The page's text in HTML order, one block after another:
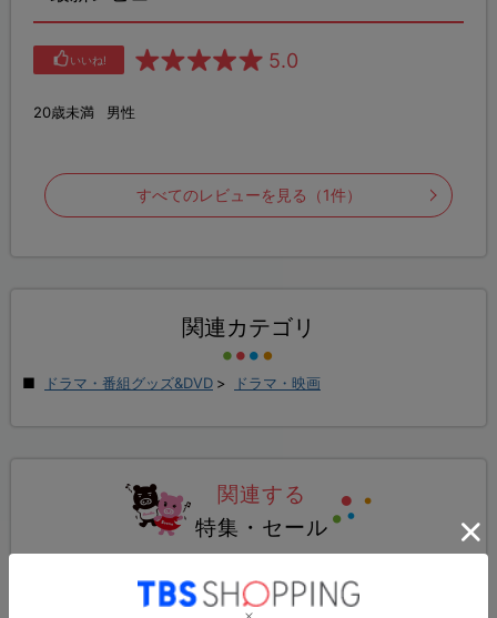
いいね! 5.0
20歳未満 男性
すべてのレビューを見る（1件）
関連カテゴリ
ドラマ・番組グッズ&DVD > ドラマ・映画
関連する
特集・セール